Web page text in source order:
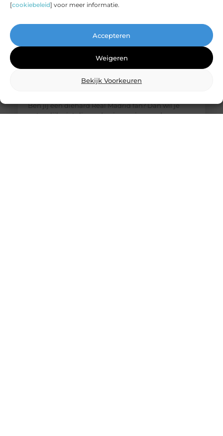
[cookiebeleid] voor meer informatie.
Accepteren
Weigeren
Bekijk Voorkeuren
De ultieme bestemming voor Real Madrid
Ben jij een diehard Real Madrid fan? Dan wil je
natuurlijk niets liever dan je passie voor deze